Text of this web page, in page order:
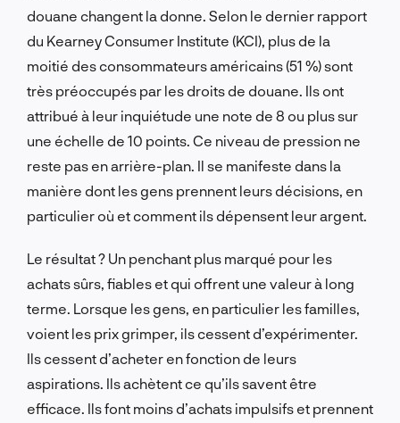
douane changent la donne. Selon le dernier rapport
du Kearney Consumer Institute (KCI), plus de la
moitié des consommateurs américains (51 %) sont
très préoccupés par les droits de douane. Ils ont
attribué à leur inquiétude une note de 8 ou plus sur
une échelle de 10 points. Ce niveau de pression ne
reste pas en arrière-plan. Il se manifeste dans la
manière dont les gens prennent leurs décisions, en
particulier où et comment ils dépensent leur argent.
Le résultat ? Un penchant plus marqué pour les
achats sûrs, fiables et qui offrent une valeur à long
terme. Lorsque les gens, en particulier les familles,
voient les prix grimper, ils cessent d’expérimenter.
Ils cessent d’acheter en fonction de leurs
aspirations. Ils achètent ce qu’ils savent être
efficace. Ils font moins d’achats impulsifs et prennent